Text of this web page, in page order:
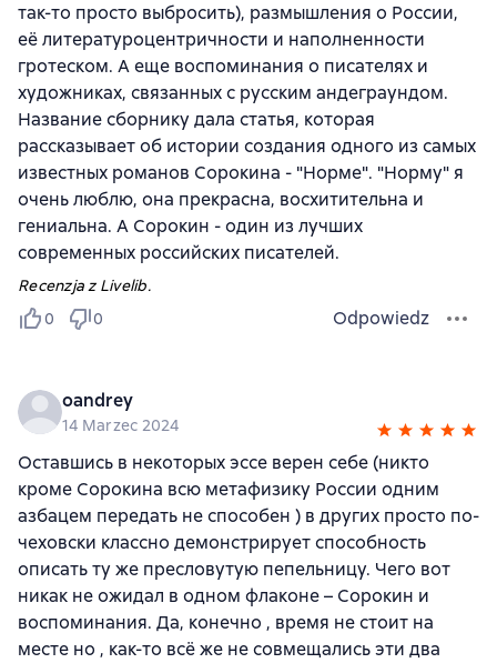
так-то просто выбросить), размышления о России,
её литературоцентричности и наполненности
гротеском. А еще воспоминания о писателях и
художниках, связанных с русским андеграундом.
Название сборнику дала статья, которая
рассказывает об истории создания одного из самых
известных романов Сорокина - "Норме". "Норму" я
очень люблю, она прекрасна, восхитительна и
гениальна. А Сорокин - один из лучших
современных российских писателей.
Recenzja z Livelib.
0
0 Odpowiedz
oandrey
14 Marzec 2024
Оставшись в некоторых эссе верен себе (никто
кроме Сорокина всю метафизику России одним
азбацем передать не способен ) в других просто по-
чеховски классно демонстрирует способность
описать ту же пресловутую пепельницу. Чего вот
никак не ожидал в одном флаконе – Сорокин и
воспоминания. Да, конечно , время не стоит на
месте но , как-то всё же не совмещались эти два